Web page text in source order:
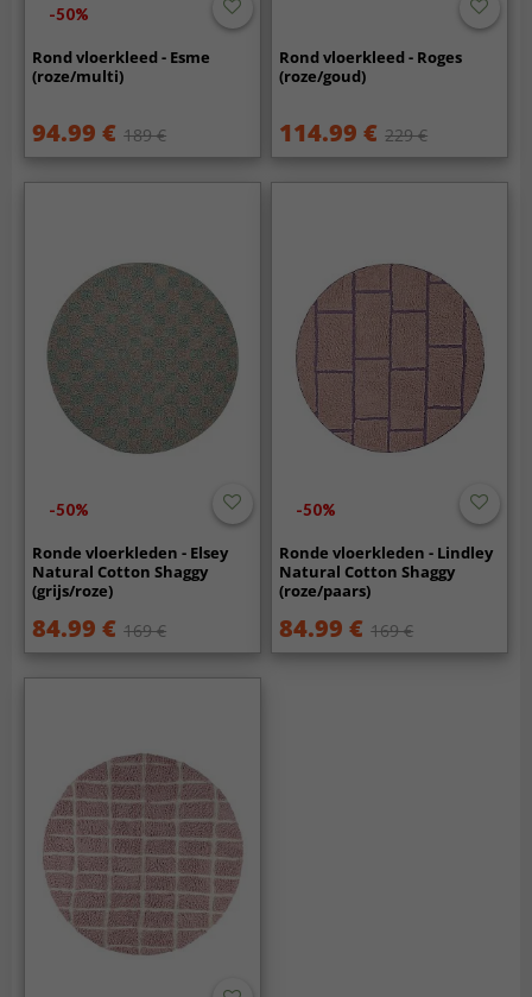
-50%
Rond vloerkleed - Esme
(roze/multi)
94.99 € 189 €
Rond vloerkleed - Roges
(roze/goud)
114.99 € 229 €
-50%
Ronde vloerkleden - Elsey
Natural Cotton Shaggy
(grijs/roze)
84.99 € 169 €
-50%
Ronde vloerkleden - Lindley
Natural Cotton Shaggy
(roze/paars)
84.99 € 169 €